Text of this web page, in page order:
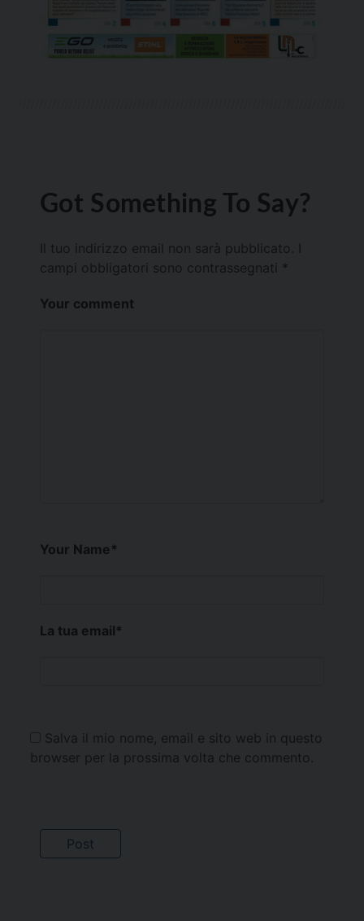
Got Something To Say?
Il tuo indirizzo email non sarà pubblicato.
campi obbligatori sono contrassegnati *
Your comment
Your Name*
La tua email*
Salva il mio nome, email e sito web in questo
browser per la prossima volta che commento.